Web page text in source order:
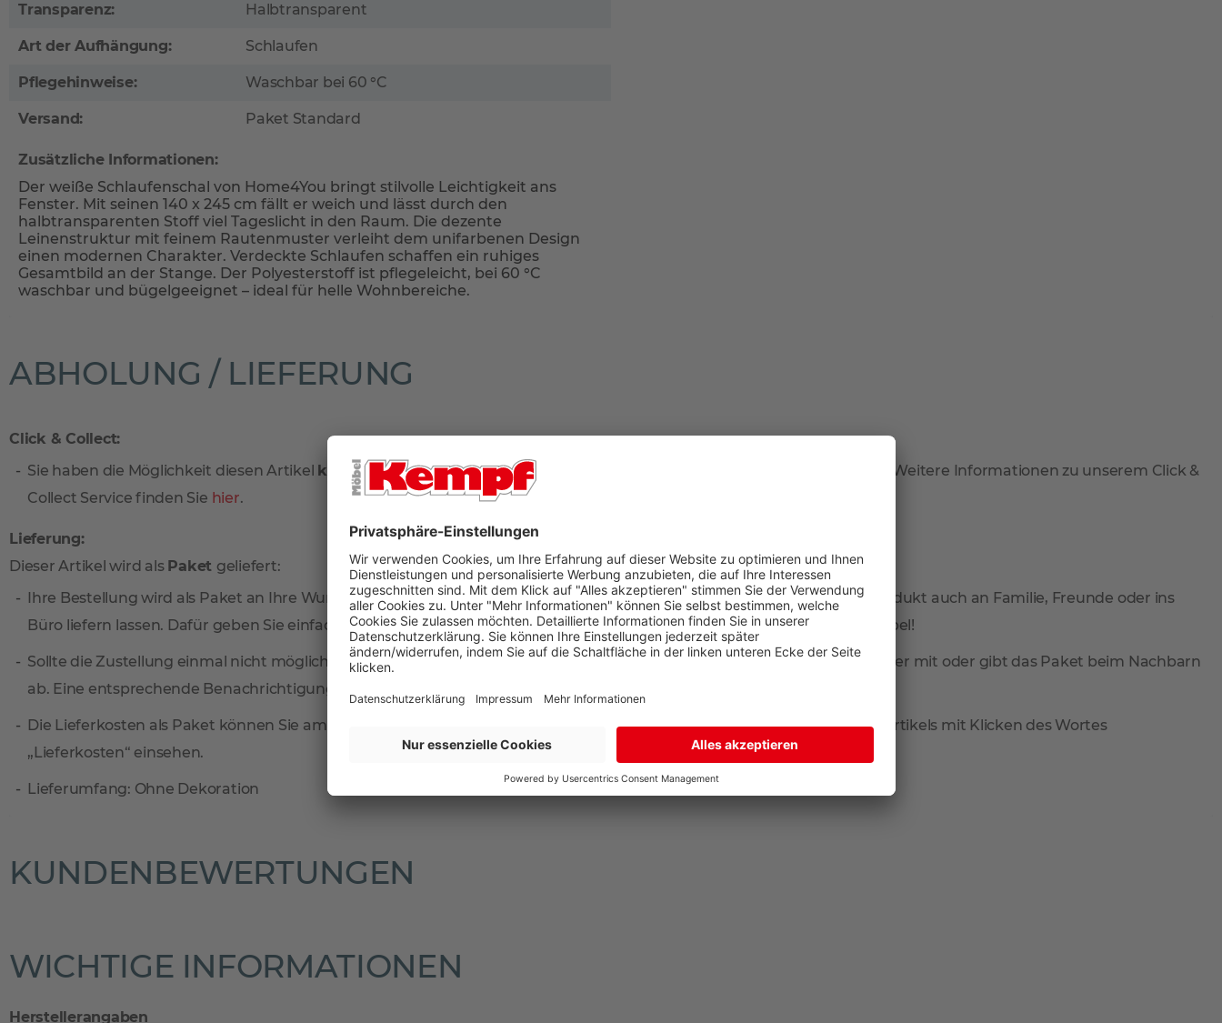
Transparenz: Halbtransparent
Art der Aufhängung: Schlaufen
Pflegehinweise: Waschbar bei 60 °C
Versand: Paket Standard
Zusätzliche Informationen:
Der weiße Schlaufenschal von Home4You bringt stilvolle Leichtigkeit ans
Fenster. Mit seinen 140 x 245 cm fällt er weich und lässt durch den
halbtransparenten Stoff viel Tageslicht in den Raum. Die dezente
Leinenstruktur mit feinem Rautenmuster verleiht dem unifarbenen Design
einen modernen Charakter. Verdeckte Schlaufen schaffen ein ruhiges
Gesamtbild an der Stange. Der Polyesterstoff ist pflegeleicht, bei 60 °C
waschbar und bügelgeeignet – ideal für helle Wohnbereiche.
ABHOLUNG / LIEFERUNG
Click & Collect:
Sie haben die Möglichkeit diesen Artikel kostenlosvor Ort in unseren Filialen Aschaffenburg oder Bad König abzuholen. Weitere Informationen zu unserem Click &
Collect Service finden Sie hier.
Lieferung:
Dieser Artikel wird als Paket geliefert:
Ihre Bestellung wird als Paket an Ihre Wunschadresse geliefert. Falls Sie tagsüber nicht zuhause sind, können Sie Ihr Produkt auch an Familie, Freunde oder ins
Büro liefern lassen. Dafür geben Sie einfach eine separate Lieferadresse zur Rechnungsadresse an. So sind Sie total flexibel!
Sollte die Zustellung einmal nicht möglich sein, nimmt der Paketdienstleister Ihr Produkt zur erneuten Anlieferung wieder mit oder gibt das Paket beim Nachbarn
ab. Eine entsprechende Benachrichtigungskarte finden Sie dann in Ihrem Briefkasten.
Die Lieferkosten als Paket können Sie am einfachsten im oberen Bereich der Artikelseite unter dem Verkaufspreis des Artikels mit Klicken des Wortes
„Lieferkosten“ einsehen.
Lieferumfang: Ohne Dekoration
KUNDENBEWERTUNGEN
WICHTIGE INFORMATIONEN
Herstellerangaben